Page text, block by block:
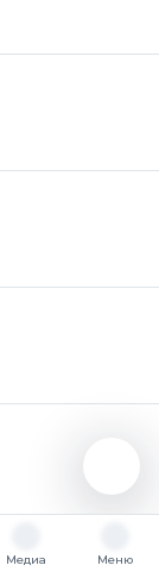
Медиа
Меню